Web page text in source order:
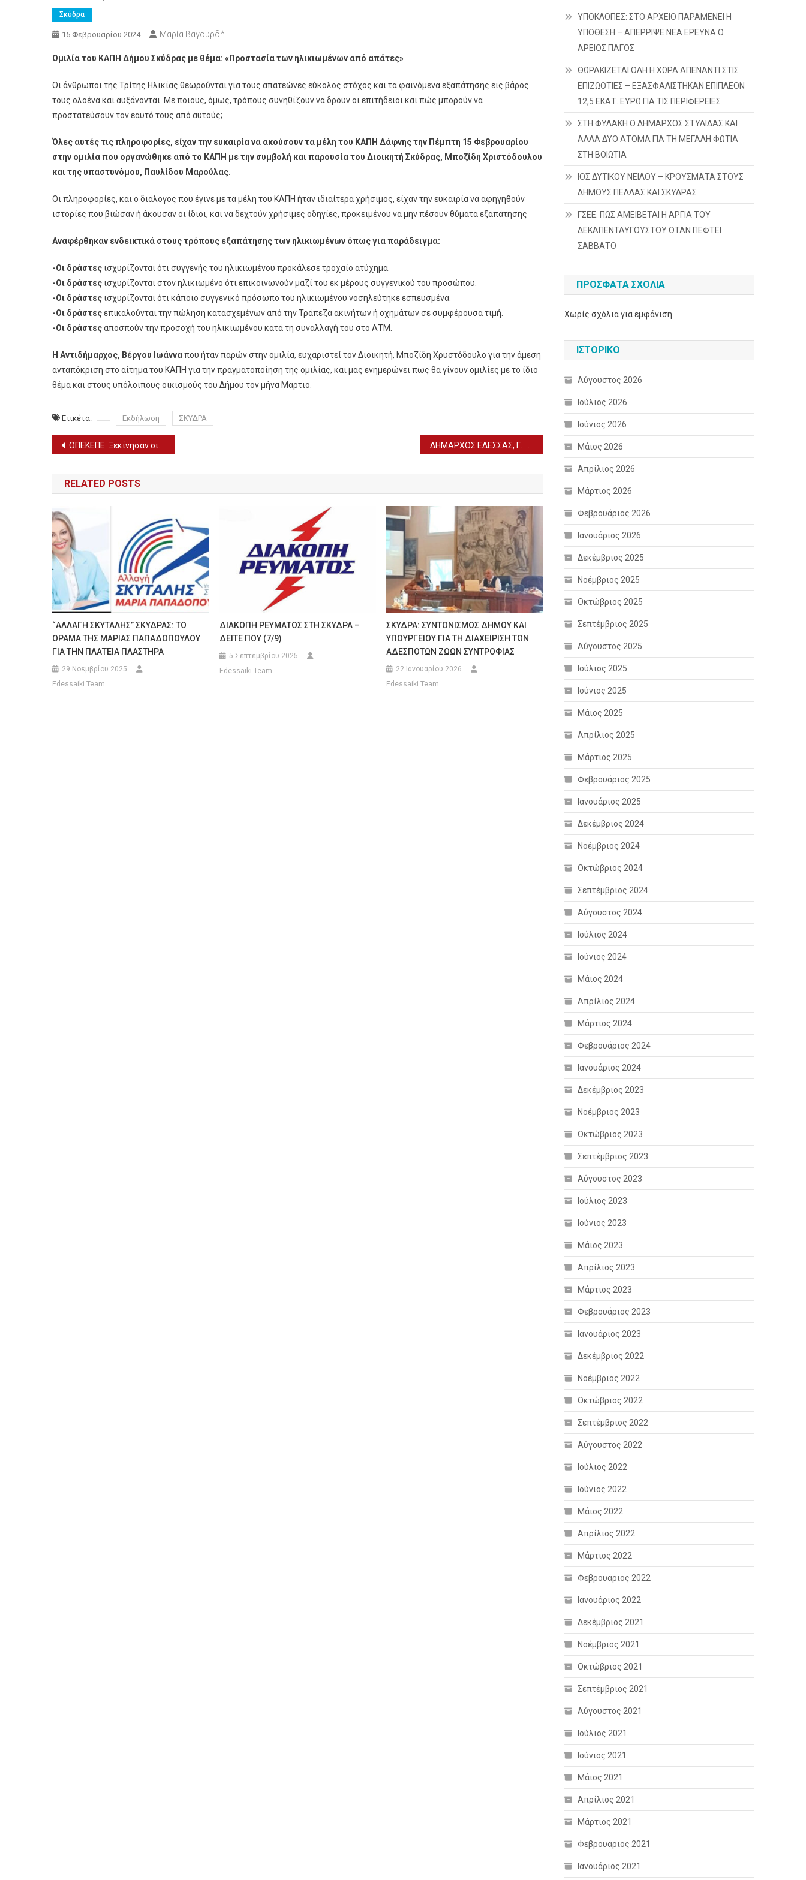
Σκύδρα
15 Φεβρουαρίου 2024 Μαρία Βαγουρδή
Ομιλία του ΚΑΠΗ Δήμου Σκύδρας με θέμα: «Προστασία των ηλικιωμένων από απάτες»
Οι άνθρωποι της Τρίτης Ηλικίας θεωρούνται για τους απατεώνες εύκολος στόχος και τα φαινόμενα εξαπάτησης εις βάρος
τους ολοένα και αυξάνονται. Με ποιους, όμως, τρόπους συνηθίζουν να δρουν οι επιτήδειοι και πώς μπορούν να
προστατεύσουν τον εαυτό τους από αυτούς;
Όλες αυτές τις πληροφορίες, είχαν την ευκαιρία να ακούσουν τα μέλη του ΚΑΠΗ Δάφνης την Πέμπτη 15 Φεβρουαρίου
στην ομιλία που οργανώθηκε από το ΚΑΠΗ με την συμβολή και παρουσία του Διοικητή Σκύδρας, Μποζίδη Χριστόδουλου
και της υπαστυνόμου, Παυλίδου Μαρούλας.
Οι πληροφορίες, και ο διάλογος που έγινε με τα μέλη του ΚΑΠΗ ήταν ιδιαίτερα χρήσιμος, είχαν την ευκαιρία να αφηγηθούν
ιστορίες που βιώσαν ή άκουσαν οι ίδιοι, και να δεχτούν χρήσιμες οδηγίες, προκειμένου να μην πέσουν θύματα εξαπάτησης
Αναφέρθηκαν ενδεικτικά στους τρόπους εξαπάτησης των ηλικιωμένων όπως για παράδειγμα:
-Οι δράστες ισχυρίζονται ότι συγγενής του ηλικιωμένου προκάλεσε τροχαίο ατύχημα.
-Οι δράστες ισχυρίζονται στον ηλικιωμένο ότι επικοινωνούν μαζί του εκ μέρους συγγενικού του προσώπου.
-Οι δράστες ισχυρίζονται ότι κάποιο συγγενικό πρόσωπο του ηλικιωμένου νοσηλεύτηκε εσπευσμένα.
-Οι δράστεςεπικαλούνται την πώληση κατασχεμένων από την Τράπεζα ακινήτων ή οχημάτων σε συμφέρουσα τιμή.
-Οι δράστεςαποσπούν την προσοχή του ηλικιωμένου κατά τη συναλλαγή του στο ΑΤΜ.
Η Αντιδήμαρχος, Βέργου Ιωάνναπου ήταν παρών στην ομιλία, ευχαριστεί τον Διοικητή, Μποζίδη Χρυστόδουλο για την άμεση
ανταπόκριση στο αίτημα του ΚΑΠΗ για την πραγματοποίηση της ομιλίας, και μας ενημερώνει πως θα γίνουν ομιλίες με το ίδιο
θέμα και στους υπόλοιπους οικισμούς του Δήμου τον μήνα Μάρτιο.
Ετικέτα: Εκδήλωση ΣΚΥΔΡΑ
Πλοήγηση
άρθρων
ΟΠΕΚΕΠΕ: Ξεκίνησαν οι αιτήσεις για διορθώσεις – τροποποιήσεις Ενιαίας Ενίσχυσης 2023 ΔΗΜΑΡΧΟΣ ΕΔΕΣΣΑΣ, Γ. ΤΣΕΠΚΕΝΤΖΗΣ – 2,2 ΕΚΑΤ. € ΓΙΑ ΤΟ “ΓΕΝΙ ΤΖΑΜΙ”
RELATED POSTS
“ΑΛΛΑΓΗ ΣΚΥΤΑΛΗΣ” ΣΚΥΔΡΑΣ: ΤΟ
ΟΡΑΜΑ ΤΗΣ ΜΑΡΙΑΣ ΠΑΠΑΔΟΠΟΥΛΟΥ
ΓΙΑ ΤΗΝ ΠΛΑΤΕΙΑ ΠΛΑΣΤΗΡΑ
29 Νοεμβρίου 2025
Edessaiki Team
ΔΙΑΚΟΠΗ ΡΕΥΜΑΤΟΣ ΣΤΗ ΣΚΥΔΡΑ –
ΔΕΙΤΕ ΠΟΥ (7/9)
5 Σεπτεμβρίου 2025
Edessaiki Team
ΣΚΥΔΡΑ: ΣΥΝΤΟΝΙΣΜΟΣ ΔΗΜΟΥ ΚΑΙ
ΥΠΟΥΡΓΕΙΟΥ ΓΙΑ ΤΗ ΔΙΑΧΕΙΡΙΣΗ ΤΩΝ
ΑΔΕΣΠΟΤΩΝ ΖΩΩΝ ΣΥΝΤΡΟΦΙΑΣ
22 Ιανουαρίου 2026
Edessaiki Team
ΥΠΟΚΛΟΠΕΣ: ΣΤΟ ΑΡΧΕΙΟ ΠΑΡΑΜΕΝΕΙ Η
ΥΠΟΘΕΣΗ – ΑΠΕΡΡΙΨΕ ΝΕΑ ΕΡΕΥΝΑ Ο
ΑΡΕΙΟΣ ΠΑΓΟΣ
ΘΩΡΑΚΙΖΕΤΑΙ ΟΛΗ Η ΧΩΡΑ ΑΠΕΝΑΝΤΙ ΣΤΙΣ
ΕΠΙΖΩΟΤΙΕΣ – ΕΞΑΣΦΑΛΙΣΤΗΚΑΝ ΕΠΙΠΛΕΟΝ
12,5 ΕΚΑΤ. ΕΥΡΩ ΓΙΑ ΤΙΣ ΠΕΡΙΦΕΡΕΙΕΣ
ΣΤΗ ΦΥΛΑΚΗ Ο ΔΗΜΑΡΧΟΣ ΣΤΥΛΙΔΑΣ ΚΑΙ
ΑΛΛΑ ΔΥΟ ΑΤΟΜΑ ΓΙΑ ΤΗ ΜΕΓΑΛΗ ΦΩΤΙΑ
ΣΤΗ ΒΟΙΩΤΙΑ
ΙΟΣ ΔΥΤΙΚΟΥ ΝΕΙΛΟΥ – ΚΡΟΥΣΜΑΤΑ ΣΤΟΥΣ
ΔΗΜΟΥΣ ΠΕΛΛΑΣ ΚΑΙ ΣΚΥΔΡΑΣ
ΓΣΕΕ: ΠΩΣ ΑΜΕΙΒΕΤΑΙ Η ΑΡΓΙΑ ΤΟΥ
ΔΕΚΑΠΕΝΤΑΥΓΟΥΣΤΟΥ ΟΤΑΝ ΠΕΦΤΕΙ
ΣΑΒΒΑΤΟ
ΠΡΌΣΦΑΤΑ ΣΧΌΛΙΑ
Χωρίς σχόλια για εμφάνιση.
ΙΣΤΟΡΙΚΌ
Αύγουστος 2026
Ιούλιος 2026
Ιούνιος 2026
Μάιος 2026
Απρίλιος 2026
Μάρτιος 2026
Φεβρουάριος 2026
Ιανουάριος 2026
Δεκέμβριος 2025
Νοέμβριος 2025
Οκτώβριος 2025
Σεπτέμβριος 2025
Αύγουστος 2025
Ιούλιος 2025
Ιούνιος 2025
Μάιος 2025
Απρίλιος 2025
Μάρτιος 2025
Φεβρουάριος 2025
Ιανουάριος 2025
Δεκέμβριος 2024
Νοέμβριος 2024
Οκτώβριος 2024
Σεπτέμβριος 2024
Αύγουστος 2024
Ιούλιος 2024
Ιούνιος 2024
Μάιος 2024
Απρίλιος 2024
Μάρτιος 2024
Φεβρουάριος 2024
Ιανουάριος 2024
Δεκέμβριος 2023
Νοέμβριος 2023
Οκτώβριος 2023
Σεπτέμβριος 2023
Αύγουστος 2023
Ιούλιος 2023
Ιούνιος 2023
Μάιος 2023
Απρίλιος 2023
Μάρτιος 2023
Φεβρουάριος 2023
Ιανουάριος 2023
Δεκέμβριος 2022
Νοέμβριος 2022
Οκτώβριος 2022
Σεπτέμβριος 2022
Αύγουστος 2022
Ιούλιος 2022
Ιούνιος 2022
Μάιος 2022
Απρίλιος 2022
Μάρτιος 2022
Φεβρουάριος 2022
Ιανουάριος 2022
Δεκέμβριος 2021
Νοέμβριος 2021
Οκτώβριος 2021
Σεπτέμβριος 2021
Αύγουστος 2021
Ιούλιος 2021
Ιούνιος 2021
Μάιος 2021
Απρίλιος 2021
Μάρτιος 2021
Φεβρουάριος 2021
Ιανουάριος 2021